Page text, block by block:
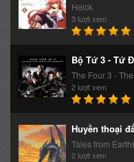
Helck
3 lượt xem
Bộ Tứ 3 - Tứ
The Four 3 -
2 lượt xem
Huyền thoại
Tales from
2 lượt xem